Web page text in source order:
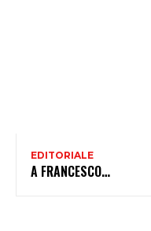
EDITORIALE
A FRANCESCO…